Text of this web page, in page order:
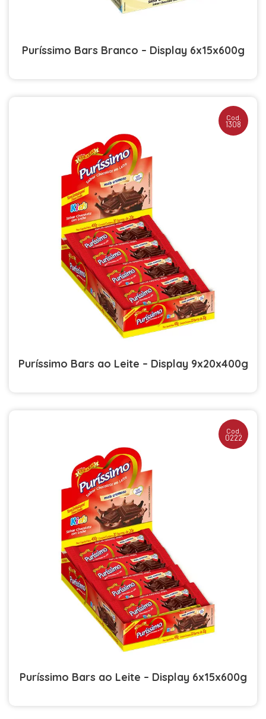
Puríssimo Bars Branco – Display 6x15x600g
Cod.
1308
Puríssimo Bars ao Leite – Display 9x20x400g
Cod.
0222
Puríssimo Bars ao Leite – Display 6x15x600g